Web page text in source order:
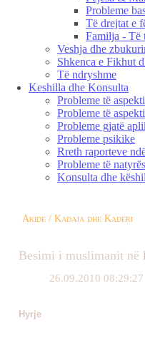
Probleme
Të drejtat e
Familja - Të
Veshja dhe
Shkenca e Fikhut
Të ndryshme
Keshilla dhe Konsulta
Probleme të
Probleme të
Probleme gjatë
Probleme psikike
Rreth raporteve
Probleme të
Konsulta dhe
Akide / Kadaja dhe Kaderi
Besimi i muslimanit në
26.09.2010 08:29:27
Hyrje